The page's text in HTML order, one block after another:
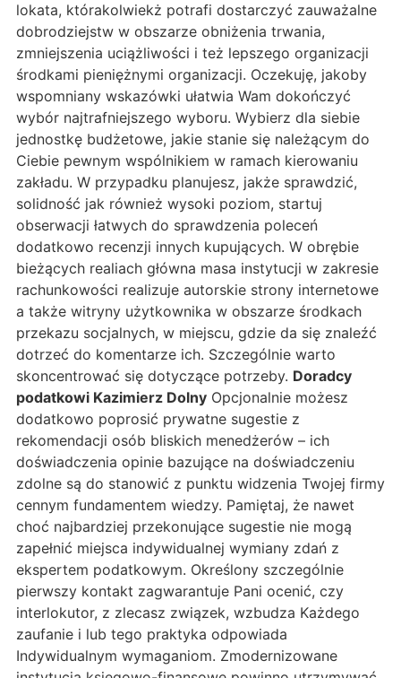
lokata, którakolwiekż potrafi dostarczyć zauważalne
dobrodziejstw w obszarze obniżenia trwania,
zmniejszenia uciążliwości i też lepszego organizacji
środkami pieniężnymi organizacji. Oczekuję, jakoby
wspomniany wskazówki ułatwia Wam dokończyć
wybór najtrafniejszego wyboru. Wybierz dla siebie
jednostkę budżetowe, jakie stanie się należącym do
Ciebie pewnym wspólnikiem w ramach kierowaniu
zakładu. W przypadku planujesz, jakże sprawdzić,
solidność jak również wysoki poziom, startuj
obserwacji łatwych do sprawdzenia poleceń
dodatkowo recenzji innych kupujących. W obrębie
bieżących realiach główna masa instytucji w zakresie
rachunkowości realizuje autorskie strony internetowe
a także witryny użytkownika w obszarze środkach
przekazu socjalnych, w miejscu, gdzie da się znaleźć
dotrzeć do komentarze ich. Szczególnie warto
skoncentrować się dotyczące potrzeby. Doradcy
podatkowi Kazimierz Dolny Opcjonalnie możesz
dodatkowo poprosić prywatne sugestie z
rekomendacji osób bliskich menedżerów – ich
doświadczenia opinie bazujące na doświadczeniu
zdolne są do stanowić z punktu widzenia Twojej firmy
cennym fundamentem wiedzy. Pamiętaj, że nawet
choć najbardziej przekonujące sugestie nie mogą
zapełnić miejsca indywidualnej wymiany zdań z
ekspertem podatkowym. Określony szczególnie
pierwszy kontakt zagwarantuje Pani ocenić, czy
interlokutor, z zlecasz związek, wzbudza Każdego
zaufanie i lub tego praktyka odpowiada
Indywidualnym wymaganiom. Zmodernizowane